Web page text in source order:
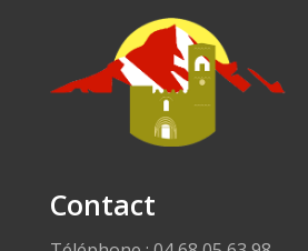
Contact